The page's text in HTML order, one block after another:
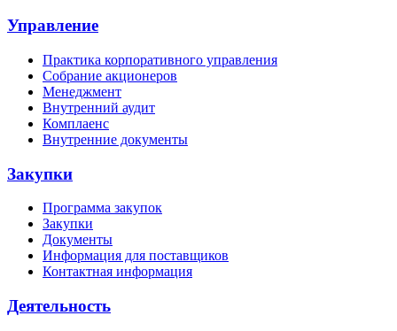
Управление
Практика корпоративного управления
Собрание акционеров
Менеджмент
Внутренний аудит
Комплаенс
Внутренние документы
Закупки
Программа закупок
Закупки
Документы
Информация для поставщиков
Контактная информация
Деятельность